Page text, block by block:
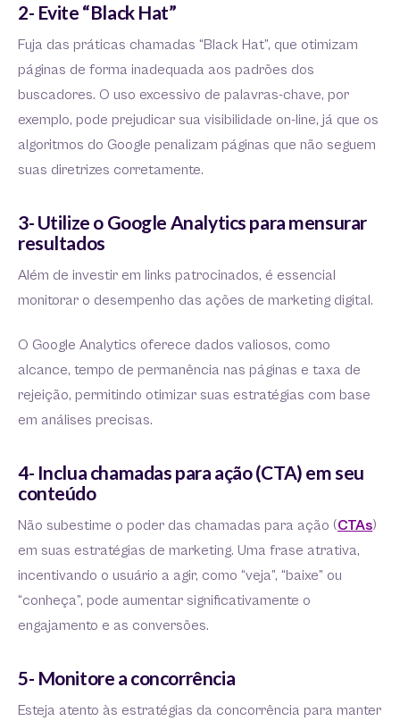
2- Evite “Black Hat”
Fuja das práticas chamadas “Black Hat”, que otimizam
páginas de forma inadequada aos padrões dos
buscadores. O uso excessivo de palavras-chave, por
exemplo, pode prejudicar sua visibilidade on-line, já que os
algoritmos do Google penalizam páginas que não seguem
suas diretrizes corretamente.
3- Utilize o Google Analytics para mensurar
resultados
Além de investir em links patrocinados, é essencial
monitorar o desempenho das ações de marketing digital.
O Google Analytics oferece dados valiosos, como
alcance, tempo de permanência nas páginas e taxa de
rejeição, permitindo otimizar suas estratégias com base
em análises precisas.
4- Inclua chamadas para ação (CTA) em seu
conteúdo
Não subestime o poder das chamadas para ação (CTAs)
em suas estratégias de marketing. Uma frase atrativa,
incentivando o usuário a agir, como “veja”, “baixe” ou
“conheça”, pode aumentar significativamente o
engajamento e as conversões.
5- Monitore a concorrência
Esteja atento às estratégias da concorrência para manter